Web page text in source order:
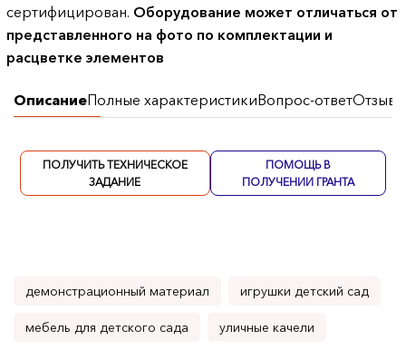
сертифицирован. Оборудование может отличаться от
представленного на фото по комплектации и
расцветке элементов
ОписаниеПолные характеристикиВопрос-ответОтзывы
ПОЛУЧИТЬ ТЕХНИЧЕСКОЕ
ЗАДАНИЕ
ПОМОЩЬ В
ПОЛУЧЕНИИ ГРАНТА
демонстрационный материал игрушки детский сад
мебель для детского сада уличные качели